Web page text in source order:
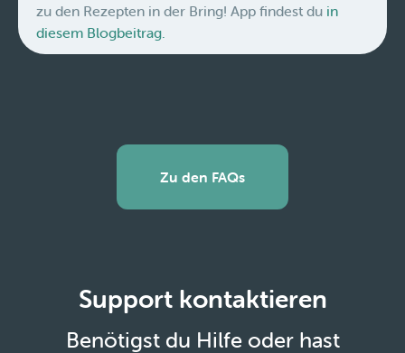
zu den Rezepten in der Bring! App findest du in
diesem Blogbeitrag.
Zu den FAQs
Support kontaktieren
Benötigst du Hilfe oder hast